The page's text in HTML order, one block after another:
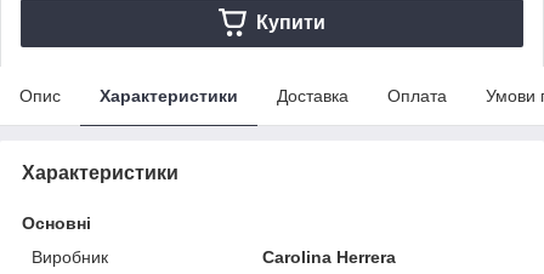
Купити
Опис Характеристики Доставка Оплата Умови
Характеристики
Основні
Виробник
Carolina Herrera